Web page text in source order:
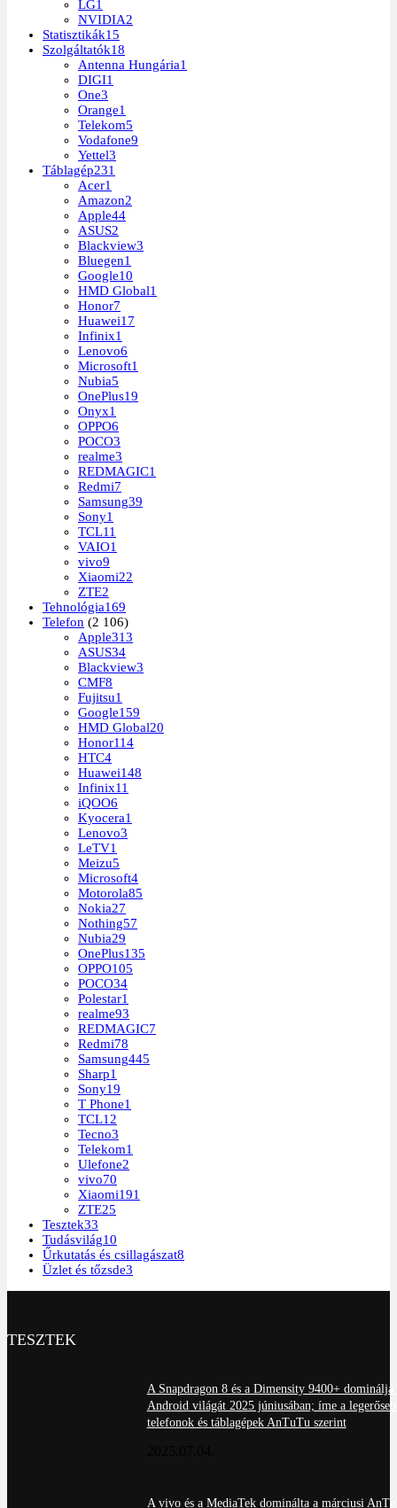
LG1
NVIDIA2
Statisztikák15
Szolgáltatók18
Antenna Hungária1
DIGI1
One3
Orange1
Telekom5
Vodafone9
Yettel3
Táblagép231
Acer1
Amazon2
Apple44
ASUS2
Blackview3
Bluegen1
Google10
HMD Global1
Honor7
Huawei17
Infinix1
Lenovo6
Microsoft1
Nubia5
OnePlus19
Onyx1
OPPO6
POCO3
realme3
REDMAGIC1
Redmi7
Samsung39
Sony1
TCL11
VAIO1
vivo9
Xiaomi22
ZTE2
Tehnológia169
Telefon (2 106)
Apple313
ASUS34
Blackview3
CMF8
Fujitsu1
Google159
HMD Global20
Honor114
HTC4
Huawei148
Infinix11
iQOO6
Kyocera1
Lenovo3
LeTV1
Meizu5
Microsoft4
Motorola85
Nokia27
Nothing57
Nubia29
OnePlus135
OPPO105
POCO34
Polestar1
realme93
REDMAGIC7
Redmi78
Samsung445
Sharp1
Sony19
T Phone1
TCL12
Tecno3
Telekom1
Ulefone2
vivo70
Xiaomi191
ZTE25
Tesztek33
Tudásvilág10
Űrkutatás és csillagászat8
Üzlet és tőzsde3
TESZTEK
A Snapdragon 8 és a Dimensity 9400+ dominálja
Android világát 2025 júniusában; íme a
telefonok és táblagépek AnTuTu szerint
A vivo és a MediaTek dominálta a márciusi